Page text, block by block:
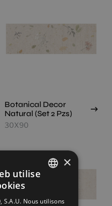
Botanical Decor
Natural (Set 2 Pzs)
30X90
×
utilise
S.A.U. Nous utilisons